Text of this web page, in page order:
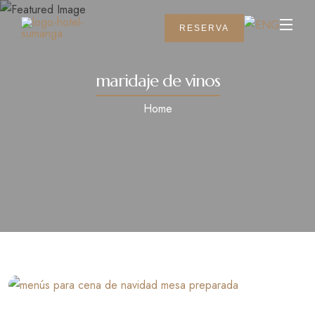
RESERVA
maridaje de vinos
Home